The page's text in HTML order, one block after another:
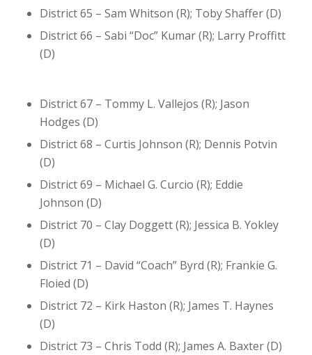
District 65 – Sam Whitson (R); Toby Shaffer (D)
District 66 – Sabi “Doc” Kumar (R); Larry Proffitt
(D)
District 67 – Tommy L. Vallejos (R); Jason
Hodges (D)
District 68 – Curtis Johnson (R); Dennis Potvin
(D)
District 69 – Michael G. Curcio (R); Eddie
Johnson (D)
District 70 – Clay Doggett (R); Jessica B. Yokley
(D)
District 71 – David “Coach” Byrd (R); Frankie G.
Floied (D)
District 72 – Kirk Haston (R); James T. Haynes
(D)
District 73 – Chris Todd (R); James A. Baxter (D)